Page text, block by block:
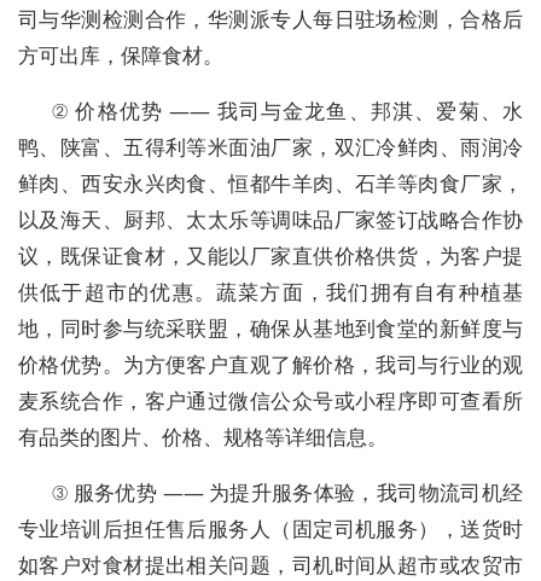
司与华测检测合作，华测派专人每日驻场检测，合格后
方可出库，保障食材。
② 价格优势 —— 我司与金龙鱼、邦淇、爱菊、水
鸭、陕富、五得利等米面油厂家，双汇冷鲜肉、雨润冷
鲜肉、西安永兴肉食、恒都牛羊肉、石羊等肉食厂家，
以及海天、厨邦、太太乐等调味品厂家签订战略合作协
议，既保证食材，又能以厂家直供价格供货，为客户提
供低于超市的优惠。蔬菜方面，我们拥有自有种植基
地，同时参与统采联盟，确保从基地到食堂的新鲜度与
价格优势。为方便客户直观了解价格，我司与行业的观
麦系统合作，客户通过微信公众号或小程序即可查看所
有品类的图片、价格、规格等详细信息。
③ 服务优势 —— 为提升服务体验，我司物流司机经
专业培训后担任售后服务人（固定司机服务），送货时
如客户对食材提出相关问题，司机时间从超市或农贸市